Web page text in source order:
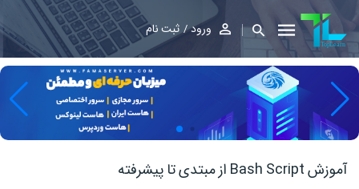
ورود ثبت نام
آموزش Bash Script از مبتدی تا پیشرفته